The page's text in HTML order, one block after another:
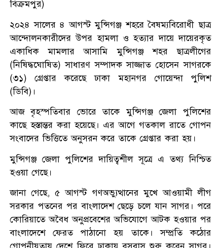
বিক্রমপুর)
২০২৪ সালের ৪ আগস্ট মুন্সিগঞ্জ শহরে বৈষম্যবিরোধী ছাত্র
আন্দোলনকারীদের উপর হামলা ও হত্যার দায়ে দায়েরকৃত
একাধিক মামলার আসামি মুন্সিগঞ্জ শহর ছাত্রলীগের
(নিষিদ্ধঘোষিত) সাধারণ সম্পাদক সাজ্জাত হোসেন সাগরকে
(৩১) গ্রেপ্তার করেছে ঢাকা মহানগর গোয়েন্দা পুলিশ
(ডিবি)।
আজ বৃহস্পতিবার ভোরে তাকে মুন্সিগঞ্জ জেলা পুলিশের
কাছে হস্তান্তর করা হয়েছে। এর আগে গতকাল রাতে গোপন
সংবাদের ভিত্তিতে অনুসরন করে তাকে গ্রেপ্তার করা হয়।
মুন্সিগঞ্জ জেলা পুলিশের দায়িত্বশীল সূত্রে এ তথ্য নিশ্চিত
হওয়া গেছে।
জানা গেছে, ৫ আগস্ট গণঅভ্যুত্থানের মুখে আওয়ামী লীগ
সরকার পতনের পর বাংলাদেশ ছেড়ে চলে যান সাগর। পরে
কোরিয়াতে অবৈধ অনুপ্রবেশের অভিযোগে আটক হওয়ার পর
বাংলাদেশে ফেরত পাঠানো হয় তাকে। সম্প্রতি কঠোর